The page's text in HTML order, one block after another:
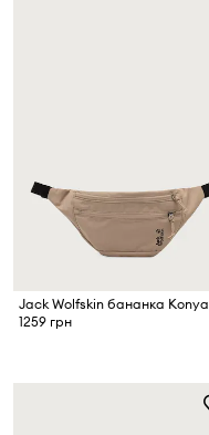
Jack Wolfskin бананка Konya
1259 грн